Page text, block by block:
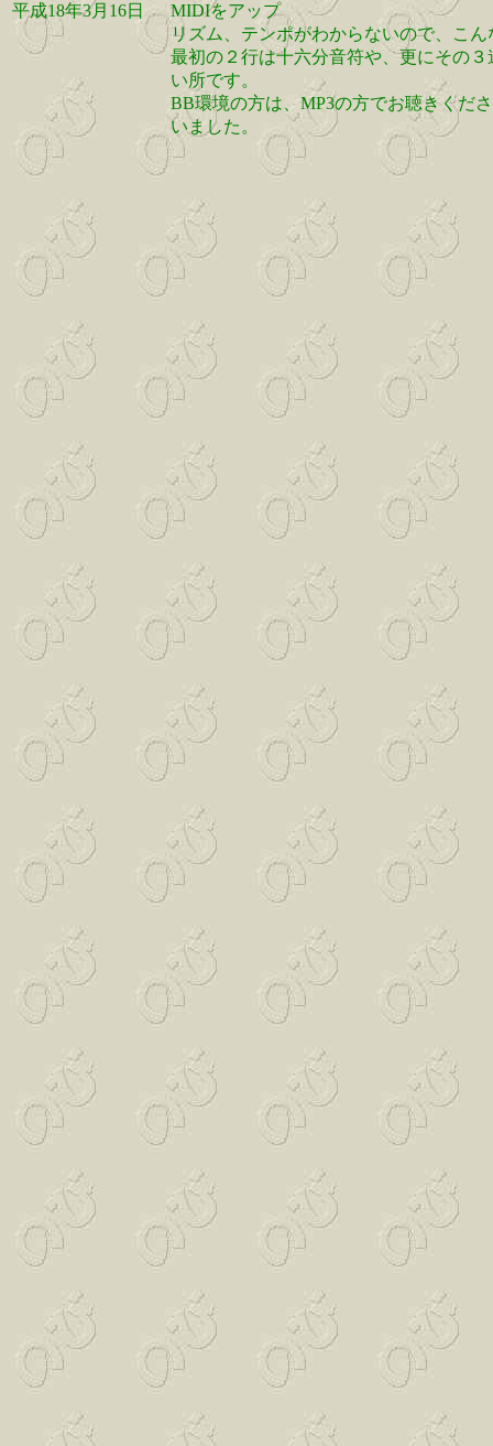
平成18年3月16日
MIDIをアップ
リズム、テンポがわからないので、こ
最初の２行は十六分音符や、更にその
い所です。
BB環境の方は、MP3の方でお聴きくだ
いました。